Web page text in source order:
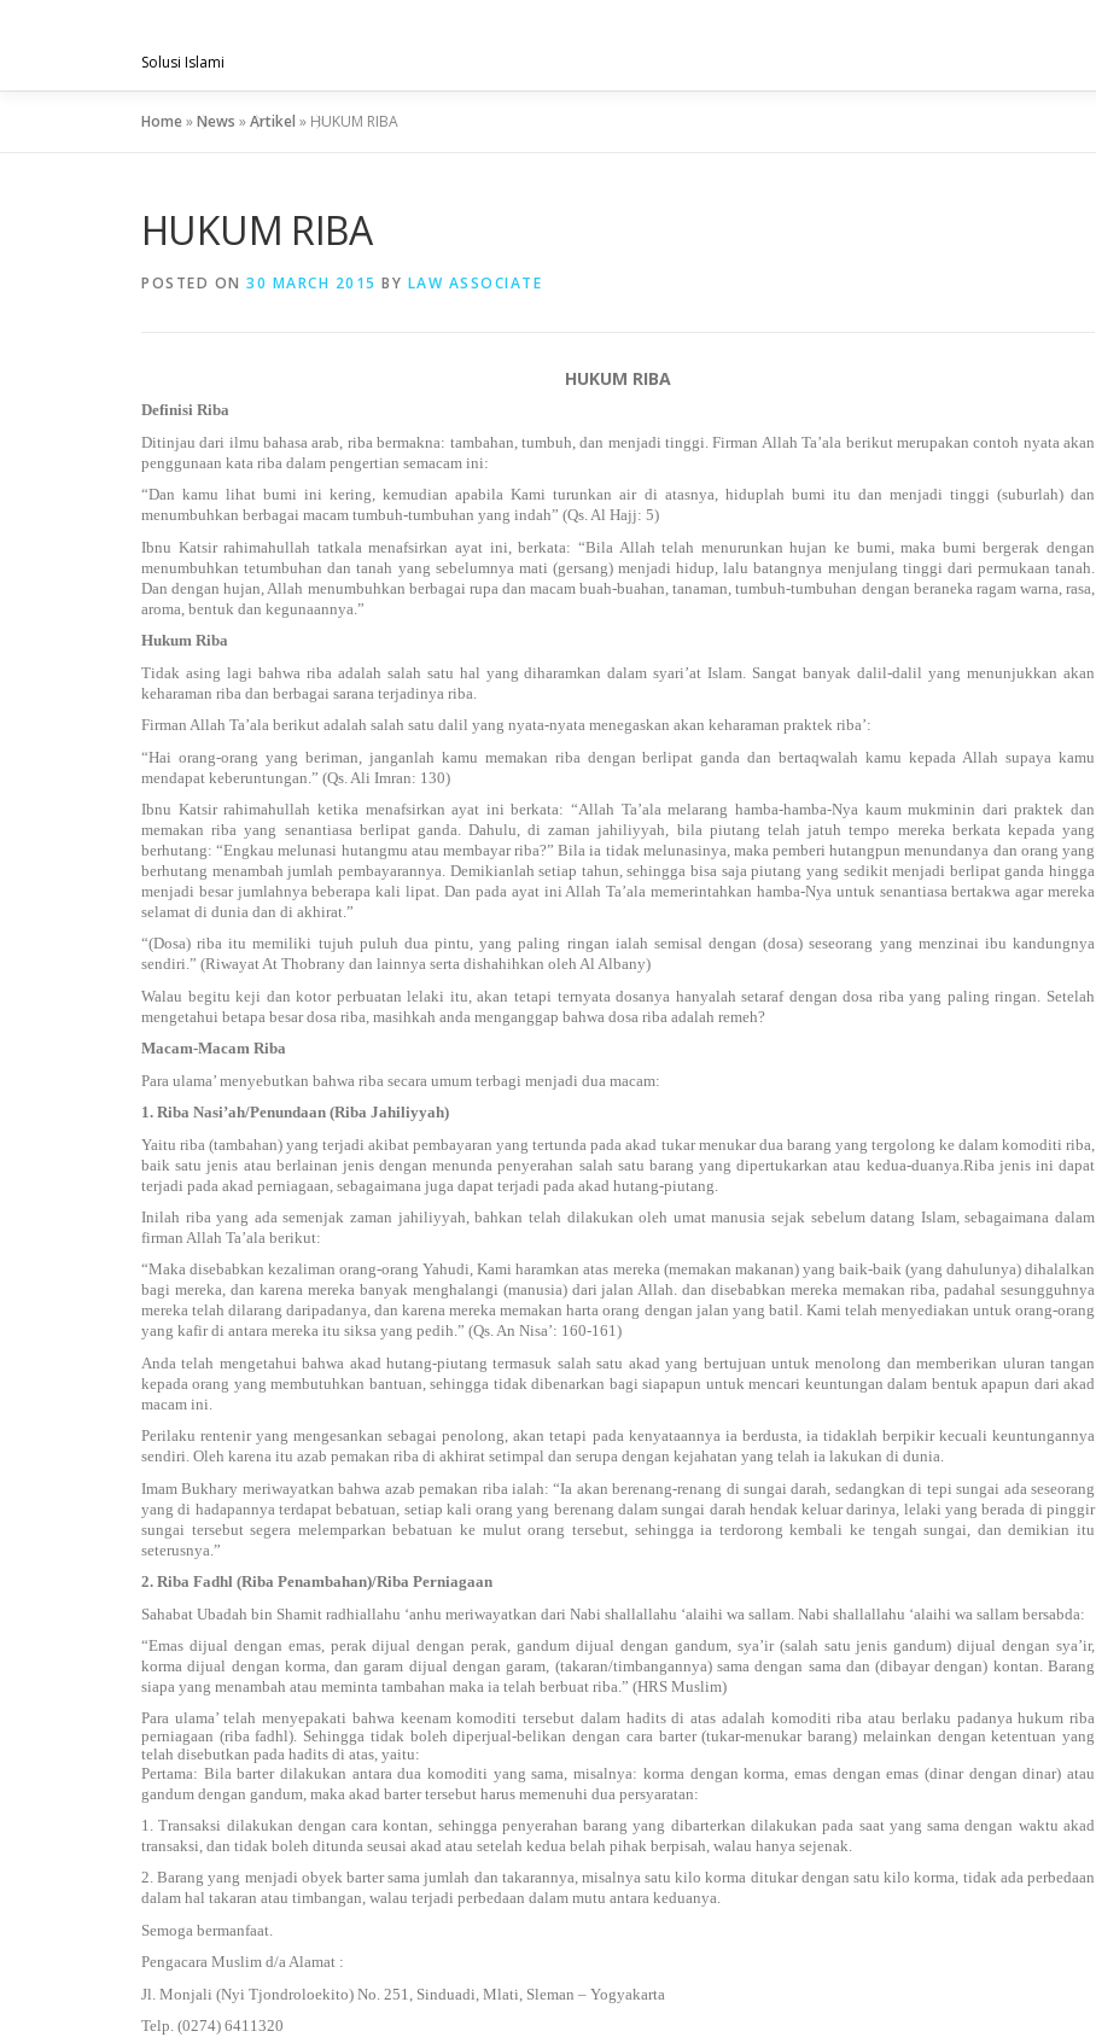
Solusi Islami
Home»News »Artikel » HUKUM RIBA
HUKUM RIBA
POSTED ON 30 MARCH 2015 BY LAW ASSOCIATE
HUKUM RIBA
Definisi Riba
Ditinjau dari ilmu bahasa arab, riba bermakna: tambahan, tumbuh, dan menjadi tinggi. Firman Allah Ta’ala berikut merupakan contoh nyata akan
penggunaan kata riba dalam pengertian semacam ini:
“Dan kamu lihat bumi ini kering, kemudian apabila Kami turunkan air di atasnya, hiduplah bumi itu dan menjadi tinggi (suburlah) dan
menumbuhkan berbagai macam tumbuh-tumbuhan yang indah” (Qs. Al Hajj: 5)
Ibnu Katsir rahimahullah tatkala menafsirkan ayat ini, berkata: “Bila Allah telah menurunkan hujan ke bumi, maka bumi bergerak dengan
menumbuhkan tetumbuhan dan tanah yang sebelumnya mati (gersang) menjadi hidup, lalu batangnya menjulang tinggi dari permukaan tanah.
Dan dengan hujan, Allah menumbuhkan berbagai rupa dan macam buah-buahan, tanaman, tumbuh-tumbuhan dengan beraneka ragam warna, rasa,
aroma, bentuk dan kegunaannya.”
Hukum Riba
Tidak asing lagi bahwa riba adalah salah satu hal yang diharamkan dalam syari’at Islam. Sangat banyak dalil-dalil yang menunjukkan akan
keharaman riba dan berbagai sarana terjadinya riba.
Firman Allah Ta’ala berikut adalah salah satu dalil yang nyata-nyata menegaskan akan keharaman praktek riba’:
“Hai orang-orang yang beriman, janganlah kamu memakan riba dengan berlipat ganda dan bertaqwalah kamu kepada Allah supaya kamu
mendapat keberuntungan.” (Qs. Ali Imran: 130)
Ibnu Katsir rahimahullah ketika menafsirkan ayat ini berkata: “Allah Ta’ala melarang hamba-hamba-Nya kaum mukminin dari praktek dan
memakan riba yang senantiasa berlipat ganda. Dahulu, di zaman jahiliyyah, bila piutang telah jatuh tempo mereka berkata kepada yang
berhutang: “Engkau melunasi hutangmu atau membayar riba?” Bila ia tidak melunasinya, maka pemberi hutangpun menundanya dan orang yang
berhutang menambah jumlah pembayarannya. Demikianlah setiap tahun, sehingga bisa saja piutang yang sedikit menjadi berlipat ganda hingga
menjadi besar jumlahnya beberapa kali lipat. Dan pada ayat ini Allah Ta’ala memerintahkan hamba-Nya untuk senantiasa bertakwa agar mereka
selamat di dunia dan di akhirat.”
“(Dosa) riba itu memiliki tujuh puluh dua pintu, yang paling ringan ialah semisal dengan (dosa) seseorang yang menzinai ibu kandungnya
sendiri.” (Riwayat At Thobrany dan lainnya serta dishahihkan oleh Al Albany)
Walau begitu keji dan kotor perbuatan lelaki itu, akan tetapi ternyata dosanya hanyalah setaraf dengan dosa riba yang paling ringan. Setelah
mengetahui betapa besar dosa riba, masihkah anda menganggap bahwa dosa riba adalah remeh?
Macam-Macam Riba
Para ulama’ menyebutkan bahwa riba secara umum terbagi menjadi dua macam:
1. Riba Nasi’ah/Penundaan (Riba Jahiliyyah)
Yaitu riba (tambahan) yang terjadi akibat pembayaran yang tertunda pada akad tukar menukar dua barang yang tergolong ke dalam komoditi riba,
baik satu jenis atau berlainan jenis dengan menunda penyerahan salah satu barang yang dipertukarkan atau kedua-duanya.Riba jenis ini dapat
terjadi pada akad perniagaan, sebagaimana juga dapat terjadi pada akad hutang-piutang.
Inilah riba yang ada semenjak zaman jahiliyyah, bahkan telah dilakukan oleh umat manusia sejak sebelum datang Islam, sebagaimana dalam
firman Allah Ta’ala berikut:
“Maka disebabkan kezaliman orang-orang Yahudi, Kami haramkan atas mereka (memakan makanan) yang baik-baik (yang dahulunya) dihalalkan
bagi mereka, dan karena mereka banyak menghalangi (manusia) dari jalan Allah. dan disebabkan mereka memakan riba, padahal sesungguhnya
mereka telah dilarang daripadanya, dan karena mereka memakan harta orang dengan jalan yang batil. Kami telah menyediakan untuk orang-orang
yang kafir di antara mereka itu siksa yang pedih.” (Qs. An Nisa’: 160-161)
Anda telah mengetahui bahwa akad hutang-piutang termasuk salah satu akad yang bertujuan untuk menolong dan memberikan uluran tangan
kepada orang yang membutuhkan bantuan, sehingga tidak dibenarkan bagi siapapun untuk mencari keuntungan dalam bentuk apapun dari akad
macam ini.
Perilaku rentenir yang mengesankan sebagai penolong, akan tetapi pada kenyataannya ia berdusta, ia tidaklah berpikir kecuali keuntungannya
sendiri. Oleh karena itu azab pemakan riba di akhirat setimpal dan serupa dengan kejahatan yang telah ia lakukan di dunia.
Imam Bukhary meriwayatkan bahwa azab pemakan riba ialah: “Ia akan berenang-renang di sungai darah, sedangkan di tepi sungai ada seseorang
yang di hadapannya terdapat bebatuan, setiap kali orang yang berenang dalam sungai darah hendak keluar darinya, lelaki yang berada di pinggir
sungai tersebut segera melemparkan bebatuan ke mulut orang tersebut, sehingga ia terdorong kembali ke tengah sungai, dan demikian itu
seterusnya.”
2. Riba Fadhl (Riba Penambahan)/Riba Perniagaan
Sahabat Ubadah bin Shamit radhiallahu ‘anhu meriwayatkan dari Nabi shallallahu ‘alaihi wa sallam. Nabi shallallahu ‘alaihi wa sallam bersabda:
“Emas dijual dengan emas, perak dijual dengan perak, gandum dijual dengan gandum, sya’ir (salah satu jenis gandum) dijual dengan sya’ir,
korma dijual dengan korma, dan garam dijual dengan garam, (takaran/timbangannya) sama dengan sama dan (dibayar dengan) kontan. Barang
siapa yang menambah atau meminta tambahan maka ia telah berbuat riba.” (HRS Muslim)
Para ulama’ telah menyepakati bahwa keenam komoditi tersebut dalam hadits di atas adalah komoditi riba atau berlaku padanya hukum riba
perniagaan (riba fadhl). Sehingga tidak boleh diperjual-belikan dengan cara barter (tukar-menukar barang) melainkan dengan ketentuan yang
telah disebutkan pada hadits di atas, yaitu:
Pertama: Bila barter dilakukan antara dua komoditi yang sama, misalnya: korma dengan korma, emas dengan emas (dinar dengan dinar) atau
gandum dengan gandum, maka akad barter tersebut harus memenuhi dua persyaratan:
1. Transaksi dilakukan dengan cara kontan, sehingga penyerahan barang yang dibarterkan dilakukan pada saat yang sama dengan waktu akad
transaksi, dan tidak boleh ditunda seusai akad atau setelah kedua belah pihak berpisah, walau hanya sejenak.
2. Barang yang menjadi obyek barter sama jumlah dan takarannya, misalnya satu kilo korma ditukar dengan satu kilo korma, tidak ada perbedaan
dalam hal takaran atau timbangan, walau terjadi perbedaan dalam mutu antara keduanya.
Semoga bermanfaat.
Pengacara Muslim d/a Alamat :
Jl. Monjali (Nyi Tjondroloekito) No. 251, Sinduadi, Mlati, Sleman – Yogyakarta
Telp. (0274) 6411320